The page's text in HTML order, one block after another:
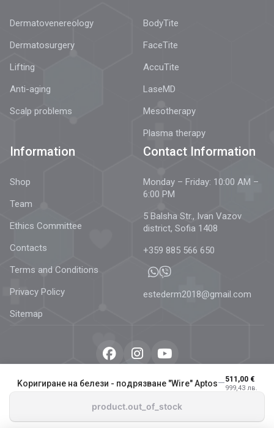
Kоригиране на белези - подрязване "Wire" Aptos—511,00 €
999,43 лв.
product.out_of_stock
Dermatovenereology
Dermatosurgery
Lifting
Anti-aging
Scalp problems
BodyTite
FaceTite
AccuTite
LaseMD
Mesotherapy
Plasma therapy
Information
Shop
Team
Ethics Committee
Contacts
Terms and Conditions
Privacy Policy
Sitemap
Contact Information
Monday – Friday: 10:00 AM –
6:00 PM
5 Balsha Str., Ivan Vazov
district, Sofia 1408
+359 885 566 650
estederm2018@gmail.com
| All rights
reserved.